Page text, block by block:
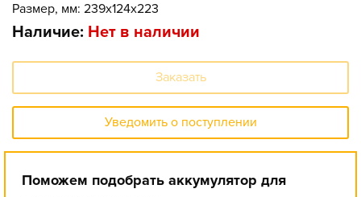
Размер, мм: 239x124x223
Наличие: Нет в наличии
Заказать
Уведомить о поступлении
Поможем подобрать аккумулятор для